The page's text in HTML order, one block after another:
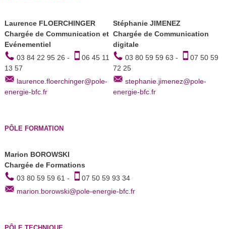
Laurence FLOERCHINGER
Chargée de Communication et
Evénementiel
03 84 22 95 26 -
06 45 11
13 57
laurence.floerchinger@pole-
energie-bfc.fr
Stéphanie JIMENEZ
Chargée de Communication
digitale
03 80 59 59 63 -
07 50 59
72 25
stephanie.jimenez@pole-
energie-bfc.fr
PÔLE FORMATION
Marion BOROWSKI
Chargée de Formations
03 80 59 59 61 -
07 50 59 93 34
marion.borowski@pole-energie-bfc.fr